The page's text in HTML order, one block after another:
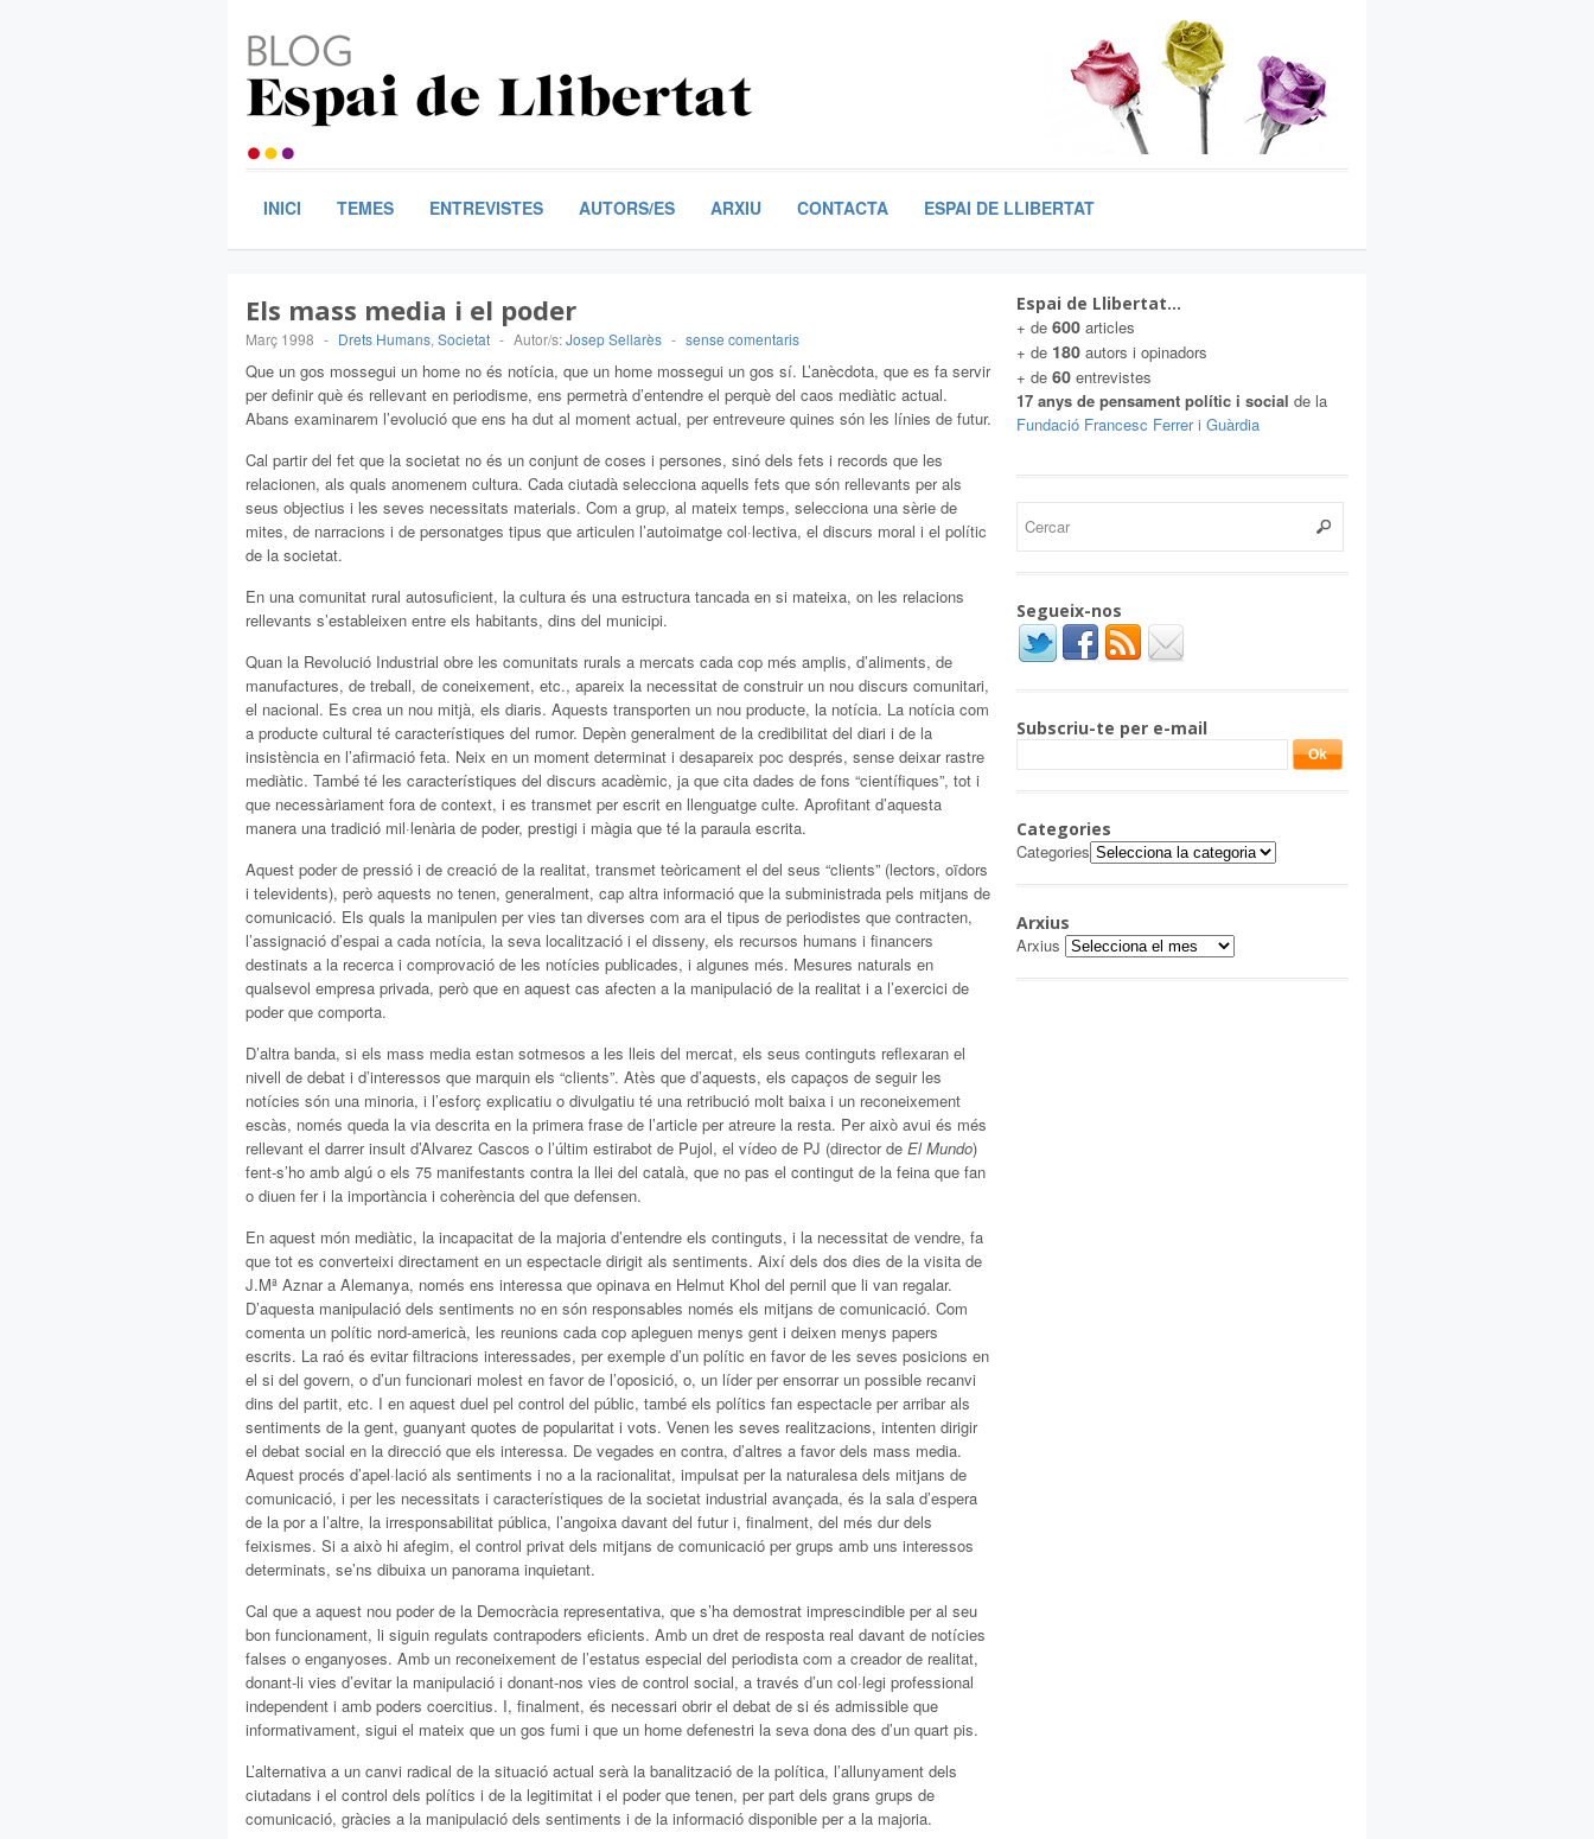
INICI TEMES ENTREVISTES AUTORS/ES ARXIU CONTACTA ESPAI DE LLIBERTAT
Els mass media i el poder
Març 1998 - Drets Humans, Societat - Autor/s:Josep Sellarès - sense comentaris
Que un gos mossegui un home no és notícia, que un home mossegui un gos sí. L’anècdota, que es fa servir
per definir què és rellevant en periodisme, ens permetrà d’entendre el perquè del caos mediàtic actual.
Abans examinarem l’evolució que ens ha dut al moment actual, per entreveure quines són les línies de futur.
Cal partir del fet que la societat no és un conjunt de coses i persones, sinó dels fets i records que les
relacionen, als quals anomenem cultura. Cada ciutadà selecciona aquells fets que són rellevants per als
seus objectius i les seves necessitats materials. Com a grup, al mateix temps, selecciona una sèrie de
mites, de narracions i de personatges tipus que articulen l’autoimatge col·lectiva, el discurs moral i el polític
de la societat.
En una comunitat rural autosuficient, la cultura és una estructura tancada en si mateixa, on les relacions
rellevants s’estableixen entre els habitants, dins del municipi.
Quan la Revolució Industrial obre les comunitats rurals a mercats cada cop més amplis, d’aliments, de
manufactures, de treball, de coneixement, etc., apareix la necessitat de construir un nou discurs comunitari,
el nacional. Es crea un nou mitjà, els diaris. Aquests transporten un nou producte, la notícia. La notícia com
a producte cultural té característiques del rumor. Depèn generalment de la credibilitat del diari i de la
insistència en l’afirmació feta. Neix en un moment determinat i desapareix poc després, sense deixar rastre
mediàtic. També té les característiques del discurs acadèmic, ja que cita dades de fons “científiques”, tot i
que necessàriament fora de context, i es transmet per escrit en llenguatge culte. Aprofitant d’aquesta
manera una tradició mil·lenària de poder, prestigi i màgia que té la paraula escrita.
Aquest poder de pressió i de creació de la realitat, transmet teòricament el del seus “clients” (lectors, oïdors
i televidents), però aquests no tenen, generalment, cap altra informació que la subministrada pels mitjans de
comunicació. Els quals la manipulen per vies tan diverses com ara el tipus de periodistes que contracten,
l’assignació d’espai a cada notícia, la seva localització i el disseny, els recursos humans i financers
destinats a la recerca i comprovació de les notícies publicades, i algunes més. Mesures naturals en
qualsevol empresa privada, però que en aquest cas afecten a la manipulació de la realitat i a l’exercici de
poder que comporta.
D’altra banda, si els mass media estan sotmesos a les lleis del mercat, els seus continguts reflexaran el
nivell de debat i d’interessos que marquin els “clients”. Atès que d’aquests, els capaços de seguir les
notícies són una minoria, i l’esforç explicatiu o divulgatiu té una retribució molt baixa i un reconeixement
escàs, només queda la via descrita en la primera frase de l’article per atreure la resta. Per això avui és més
rellevant el darrer insult d’Alvarez Cascos o l’últim estirabot de Pujol, el vídeo de PJ (director de El Mundo)
fent-s’ho amb algú o els 75 manifestants contra la llei del català, que no pas el contingut de la feina que fan
o diuen fer i la importància i coherència del que defensen.
En aquest món mediàtic, la incapacitat de la majoria d’entendre els continguts, i la necessitat de vendre, fa
que tot es converteixi directament en un espectacle dirigit als sentiments. Així dels dos dies de la visita de
J.Mª Aznar a Alemanya, només ens interessa que opinava en Helmut Khol del pernil que li van regalar.
D’aquesta manipulació dels sentiments no en són responsables només els mitjans de comunicació. Com
comenta un polític nord-americà, les reunions cada cop apleguen menys gent i deixen menys papers
escrits. La raó és evitar filtracions interessades, per exemple d’un polític en favor de les seves posicions en
el si del govern, o d’un funcionari molest en favor de l’oposició, o, un líder per ensorrar un possible recanvi
dins del partit, etc. I en aquest duel pel control del públic, també els polítics fan espectacle per arribar als
sentiments de la gent, guanyant quotes de popularitat i vots. Venen les seves realitzacions, intenten dirigir
el debat social en la direcció que els interessa. De vegades en contra, d’altres a favor dels mass media.
Aquest procés d’apel·lació als sentiments i no a la racionalitat, impulsat per la naturalesa dels mitjans de
comunicació, i per les necessitats i característiques de la societat industrial avançada, és la sala d’espera
de la por a l’altre, la irresponsabilitat pública, l’angoixa davant del futur i, finalment, del més dur dels
feixismes. Si a això hi afegim, el control privat dels mitjans de comunicació per grups amb uns interessos
determinats, se’ns dibuixa un panorama inquietant.
Cal que a aquest nou poder de la Democràcia representativa, que s’ha demostrat imprescindible per al seu
bon funcionament, li siguin regulats contrapoders eficients. Amb un dret de resposta real davant de notícies
falses o enganyoses. Amb un reconeixement de l’estatus especial del periodista com a creador de realitat,
donant-li vies d’evitar la manipulació i donant-nos vies de control social, a través d’un col·legi professional
independent i amb poders coercitius. I, finalment, és necessari obrir el debat de si és admissible que
informativament, sigui el mateix que un gos fumi i que un home defenestri la seva dona des d’un quart pis.
L’alternativa a un canvi radical de la situació actual serà la banalització de la política, l’allunyament dels
ciutadans i el control dels polítics i de la legitimitat i el poder que tenen, per part dels grans grups de
comunicació, gràcies a la manipulació dels sentiments i de la informació disponible per a la majoria.
Espai de Llibertat…
+ de 600 articles
+ de 180 autors i opinadors
+ de 60 entrevistes
17 anys de pensament polític i social de la
Fundació Francesc Ferrer i Guàrdia
Segueix-nos
Subscriu-te per e-mail
Categories
Categories
Arxius
Arxius